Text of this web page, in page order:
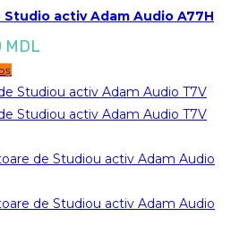
activ Adam Audio A77H
MDL